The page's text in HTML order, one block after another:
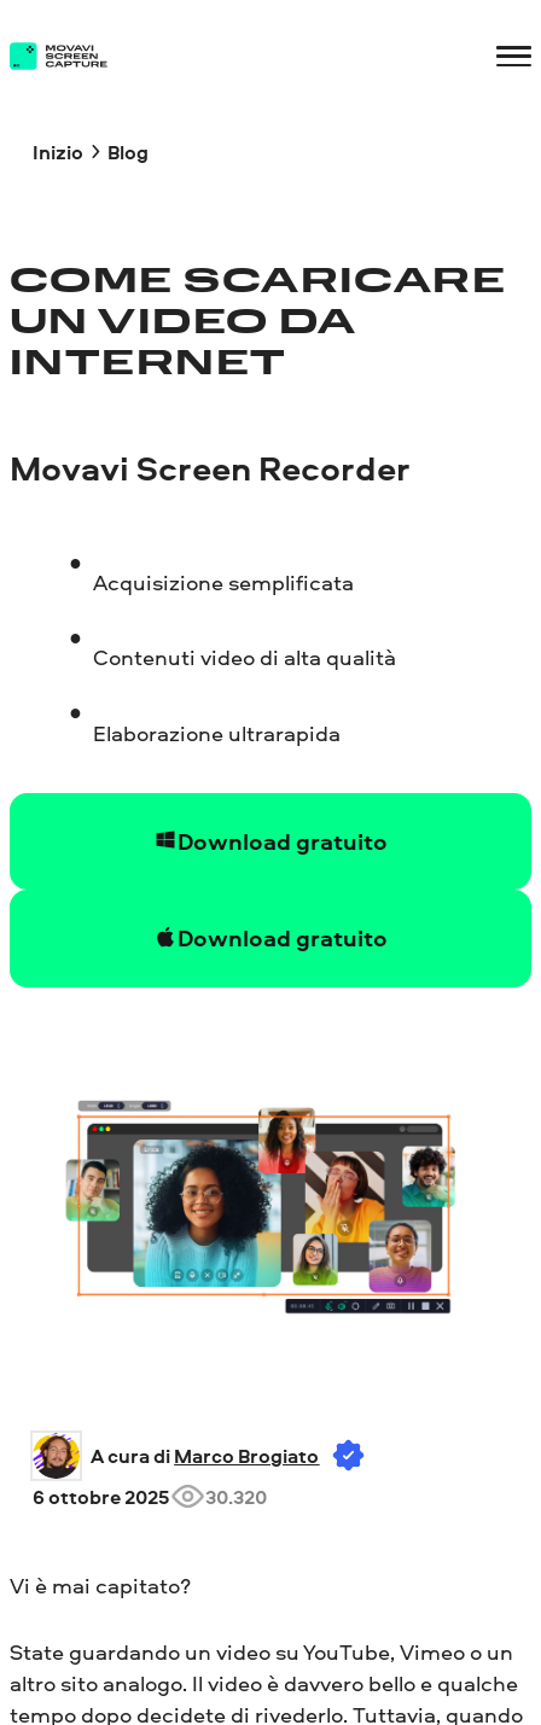
Inizio Blog
COME SCARICARE
UN VIDEO DA
INTERNET
Movavi Screen Recorder
Acquisizione semplificata
Contenuti video di alta qualità
Elaborazione ultrarapida
Download gratuito
Download gratuito
A cura di Marco Brogiato
6 ottobre 2025
30.320
Vi è mai capitato?
State guardando un video su YouTube, Vimeo o un
altro sito analogo. Il video è davvero bello e qualche
tempo dopo decidete di rivederlo. Tuttavia, quando